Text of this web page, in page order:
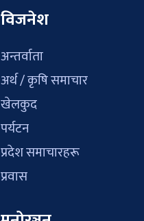
विजनेश
अन्तर्वाता
अर्थ / कृषि समाचार
खेलकुद
पर्यटन
प्रदेश समाचारहरू
प्रवास